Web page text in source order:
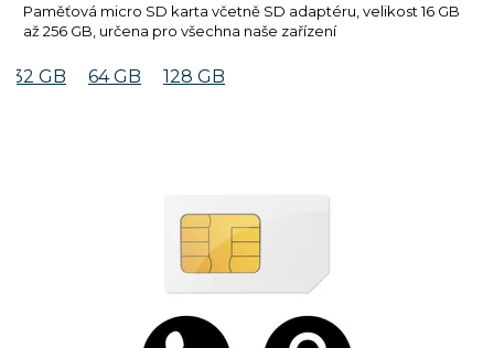
Paměťová micro SD karta včetně SD adaptéru, velikost 16 GB
až 256 GB, určena pro všechna naše zařízení
32 GB 64 GB 128 GB